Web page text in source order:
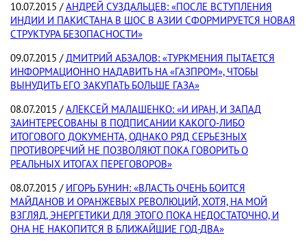
10.07.2015 /АНДРЕЙ СУЗДАЛЬЦЕВ: «ПОСЛЕ ВСТУПЛЕНИЯ
ИНДИИ И ПАКИСТАНА В ШОС В АЗИИ СФОРМИРУЕТСЯ НОВАЯ
СТРУКТУРА БЕЗОПАСНОСТИ»
09.07.2015 /ДМИТРИЙ АБЗАЛОВ: «ТУРКМЕНИЯ ПЫТАЕТСЯ
ИНФОРМАЦИОННО НАДАВИТЬ НА «ГАЗПРОМ», ЧТОБЫ
ВЫНУДИТЬ ЕГО ЗАКУПАТЬ БОЛЬШЕ ГАЗА»
08.07.2015 /АЛЕКСЕЙ МАЛАШЕНКО: «И ИРАН, И ЗАПАД
ЗАИНТЕРЕСОВАНЫ В ПОДПИСАНИИ КАКОГО-ЛИБО
ИТОГОВОГО ДОКУМЕНТА, ОДНАКО РЯД СЕРЬЕЗНЫХ
ПРОТИВОРЕЧИЙ НЕ ПОЗВОЛЯЮТ ПОКА ГОВОРИТЬ О
РЕАЛЬНЫХ ИТОГАХ ПЕРЕГОВОРОВ»
08.07.2015 / ИГОРЬ БУНИН: «ВЛАСТЬ ОЧЕНЬ БОИТСЯ
МАЙДАНОВ И ОРАНЖЕВЫХ РЕВОЛЮЦИЙ, ХОТЯ, НА МОЙ
ВЗГЛЯД, ЭНЕРГЕТИКИ ДЛЯ ЭТОГО ПОКА НЕДОСТАТОЧНО, И
ОНА НЕ НАКОПИТСЯ В БЛИЖАЙШИЕ ГОД-ДВА»